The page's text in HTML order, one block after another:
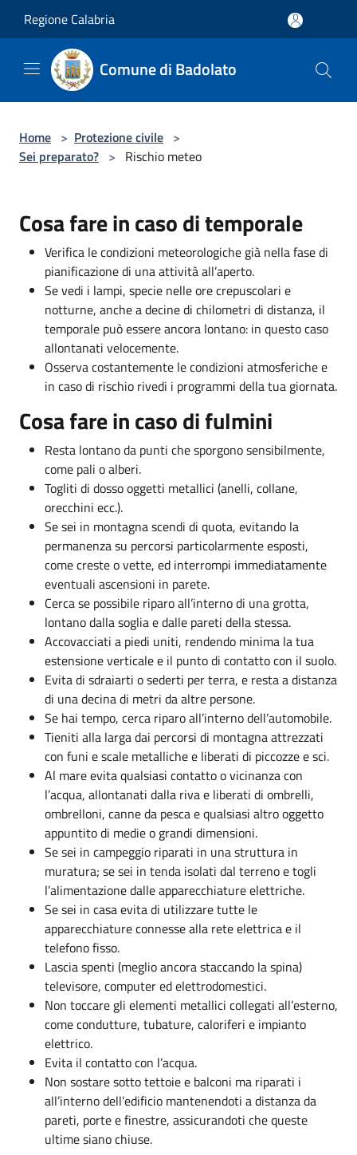
Regione Calabria
Comune di Badolato
Home > Protezione civile >
Sei preparato? > Rischio meteo
Cosa fare in caso di temporale
Verifica le condizioni meteorologiche già nella fase di
pianificazione di una attività all’aperto.
Se vedi i lampi, specie nelle ore crepuscolari e
notturne, anche a decine di chilometri di distanza, il
temporale può essere ancora lontano: in questo caso
allontanati velocemente.
Osserva costantemente le condizioni atmosferiche e
in caso di rischio rivedi i programmi della tua giornata.
Cosa fare in caso di fulmini
Resta lontano da punti che sporgono sensibilmente,
come pali o alberi.
Togliti di dosso oggetti metallici (anelli, collane,
orecchini ecc.).
Se sei in montagna scendi di quota, evitando la
permanenza su percorsi particolarmente esposti,
come creste o vette, ed interrompi immediatamente
eventuali ascensioni in parete.
Cerca se possibile riparo all’interno di una grotta,
lontano dalla soglia e dalle pareti della stessa.
Accovacciati a piedi uniti, rendendo minima la tua
estensione verticale e il punto di contatto con il suolo.
Evita di sdraiarti o sederti per terra, e resta a distanza
di una decina di metri da altre persone.
Se hai tempo, cerca riparo all’interno dell’automobile.
Tieniti alla larga dai percorsi di montagna attrezzati
con funi e scale metalliche e liberati di piccozze e sci.
Al mare evita qualsiasi contatto o vicinanza con
l’acqua, allontanati dalla riva e liberati di ombrelli,
ombrelloni, canne da pesca e qualsiasi altro oggetto
appuntito di medie o grandi dimensioni.
Se sei in campeggio riparati in una struttura in
muratura; se sei in tenda isolati dal terreno e togli
l’alimentazione dalle apparecchiature elettriche.
Se sei in casa evita di utilizzare tutte le
apparecchiature connesse alla rete elettrica e il
telefono fisso.
Lascia spenti (meglio ancora staccando la spina)
televisore, computer ed elettrodomestici.
Non toccare gli elementi metallici collegati all’esterno,
come condutture, tubature, caloriferi e impianto
elettrico.
Evita il contatto con l’acqua.
Non sostare sotto tettoie e balconi ma riparati i
all’interno dell’edificio mantenendoti a distanza da
pareti, porte e finestre, assicurandoti che queste
ultime siano chiuse.